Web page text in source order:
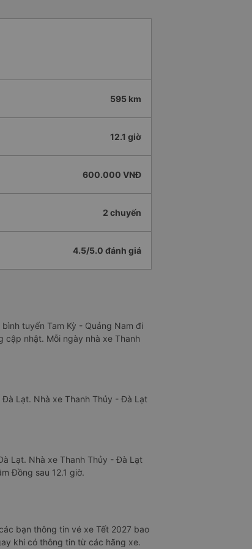
595 km
12.1 giờ
600.000 VNĐ
2 chuyến
4.5/5.0 đánh giá
tuyến Tam Kỳ - Quảng Nam đi
nhật. Mỗi ngày nhà xe Thanh
Lạt. Nhà xe Thanh Thủy - Đà Lạt
Lạt. Nhà xe Thanh Thủy - Đà Lạt
Đồng sau 12.1 giờ.
bạn thông tin vé xe Tết 2027 bao
khi có thông tin từ các hãng xe.